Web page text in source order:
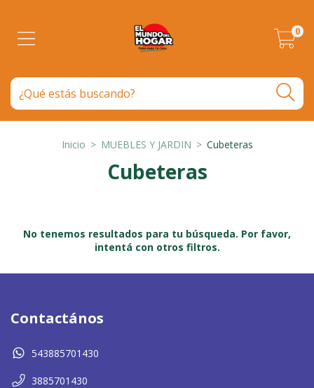
0
Inicio > MUEBLES Y JARDIN > Cubeteras
Cubeteras
No tenemos resultados para tu búsqueda. Por favor,
intentá con otros filtros.
Contactános
543885701430
3885701430